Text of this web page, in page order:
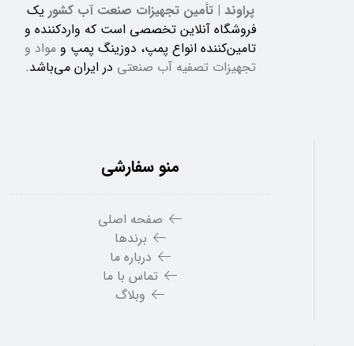
پراوند | تأمین تجهیزات صنعت آب کشور یک
فروشگاه آنلاین تخصصی است که واردکننده و
تامین‌کننده انواع پمپ، دوزینگ پمپ و مواد و
تجهیزات تصفیه آب صنعتی در ایران می‌باشد.
منو سفارشی
صفحه اصلی
برندها
درباره ما
تماس با ما
وبلاگ